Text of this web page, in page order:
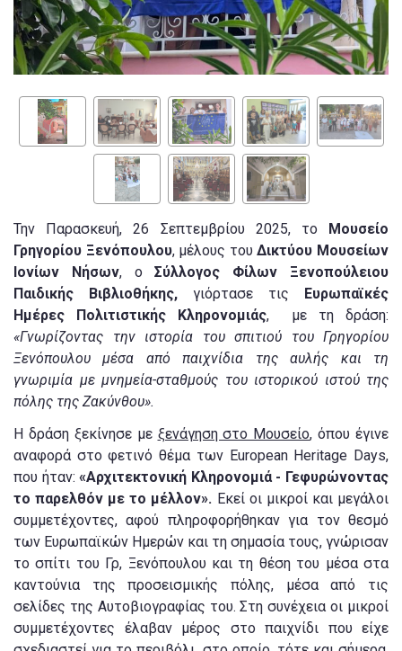
Την Παρασκευή, 26 Σεπτεμβρίου 2025, το Μουσείο
Γρηγορίου Ξενόπουλου, μέλους τουΔικτύου Μουσείων
Ιονίων Νήσων, οΣύλλογος Φίλων Ξενοπούλειου
Παιδικής Βιβλιοθήκης, γιόρτασε τις Ευρωπαϊκές
Ημέρες Πολιτιστικής Κληρονομιάς, με τη δράση:
«Γνωρίζοντας την ιστορία του σπιτιού του Γρηγορίου
Ξενόπουλου μέσα από παιχνίδια της αυλής και τη
γνωριμία με μνημεία-σταθμούς του ιστορικού ιστού της
πόλης της Ζακύνθου».
Η δράση ξεκίνησε με ξενάγηση στο Μουσείο, όπου έγινε
αναφορά στο φετινό θέμα των European Heritage Days,
που ήταν: «Αρχιτεκτονική Κληρονομιά - Γεφυρώνοντας
το παρελθόν με το μέλλον». Εκεί οι μικροί και μεγάλοι
συμμετέχοντες, αφού πληροφορήθηκαν για τον θεσμό
των Ευρωπαϊκών Ημερών και τη σημασία τους, γνώρισαν
το σπίτι του Γρ, Ξενόπουλου και τη θέση του μέσα στα
καντούνια της προσεισμικής πόλης, μέσα από τις
σελίδες της Αυτοβιογραφίας του. Στη συνέχεια οι μικροί
συμμετέχοντες έλαβαν μέρος στο παιχνίδι που είχε